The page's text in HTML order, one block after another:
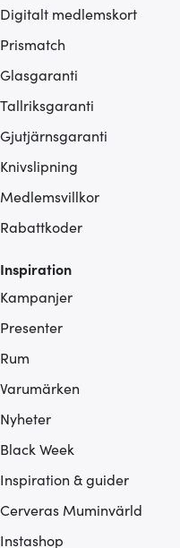
Digitalt medlemskort
Prismatch
Glasgaranti
Tallriksgaranti
Gjutjärnsgaranti
Knivslipning
Medlemsvillkor
Rabattkoder
Inspiration
Kampanjer
Presenter
Rum
Varumärken
Nyheter
Black Week
Inspiration & guider
Cerveras Muminvärld
Instashop